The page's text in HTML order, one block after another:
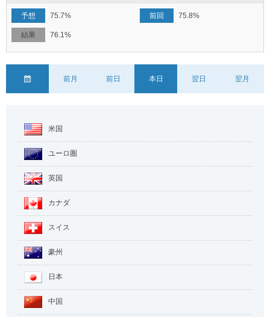
75.7% 75.8%
76.1%
前月 前日 本日 翌日 翌月
米国
ユーロ圏
英国
カナダ
スイス
豪州
日本
中国